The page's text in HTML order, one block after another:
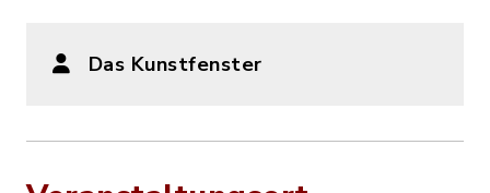
Das Kunstfenster